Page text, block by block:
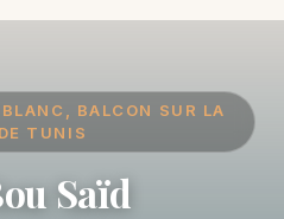
BALCON SUR LA
TUNIS
Saïd